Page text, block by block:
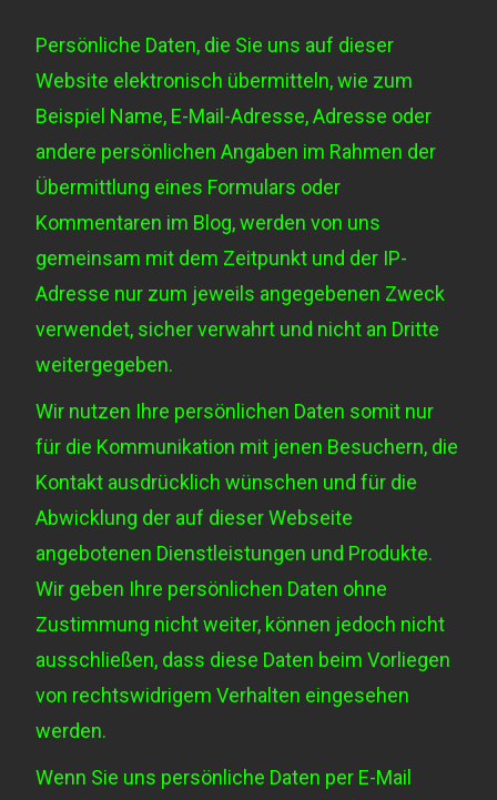
Persönliche Daten, die Sie uns auf dieser
Website elektronisch übermitteln, wie zum
Beispiel Name, E-Mail-Adresse, Adresse oder
andere persönlichen Angaben im Rahmen der
Übermittlung eines Formulars oder
Kommentaren im Blog, werden von uns
gemeinsam mit dem Zeitpunkt und der IP-
Adresse nur zum jeweils angegebenen Zweck
verwendet, sicher verwahrt und nicht an Dritte
weitergegeben.
Wir nutzen Ihre persönlichen Daten somit nur
für die Kommunikation mit jenen Besuchern, die
Kontakt ausdrücklich wünschen und für die
Abwicklung der auf dieser Webseite
angebotenen Dienstleistungen und Produkte.
Wir geben Ihre persönlichen Daten ohne
Zustimmung nicht weiter, können jedoch nicht
ausschließen, dass diese Daten beim Vorliegen
von rechtswidrigem Verhalten eingesehen
werden.
Wenn Sie uns persönliche Daten per E-Mail